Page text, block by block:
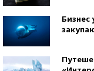
Бизнес